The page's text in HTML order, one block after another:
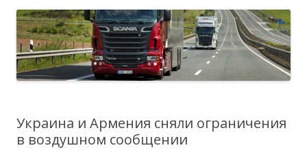
Украина и Армения сняли ограничения
в воздушном сообщении